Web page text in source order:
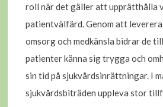
roll när det gäller att upprätthålla
patientvälfärd. Genom att
omsorg och medkänsla bidrar de
patienter känna sig trygga och
sin tid på sjukvårdsinrättningar. I
sjukvårdsbiträden uppleva stor